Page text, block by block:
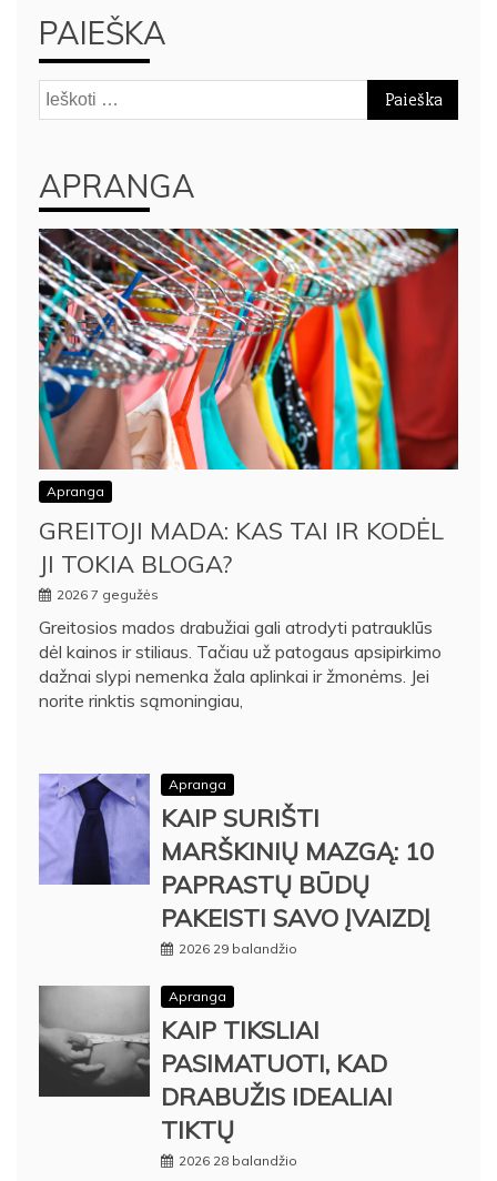
PAIEŠKA
Ieškoti:
APRANGA
Apranga
GREITOJI MADA: KAS TAI IR KODĖL
JI TOKIA BLOGA?
2026 7 gegužės
Greitosios mados drabužiai gali atrodyti patrauklūs
dėl kainos ir stiliaus. Tačiau už patogaus apsipirkimo
dažnai slypi nemenka žala aplinkai ir žmonėms. Jei
norite rinktis sąmoningiau,
Apranga
KAIP SURIŠTI
MARŠKINIŲ MAZGĄ: 10
PAPRASTŲ BŪDŲ
PAKEISTI SAVO ĮVAIZDĮ
2026 29 balandžio
Apranga
KAIP TIKSLIAI
PASIMATUOTI, KAD
DRABUŽIS IDEALIAI
TIKTŲ
2026 28 balandžio